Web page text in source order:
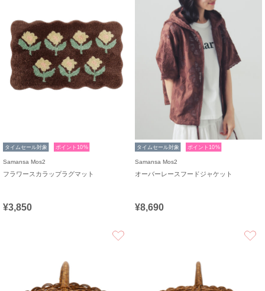
タイムセール対象 ポイント10%
Samansa Mos2
フラワースカラップラグマット
¥3,850
タイムセール対象 ポイント10%
Samansa Mos2
オーバーレースフードジャケット
¥8,690